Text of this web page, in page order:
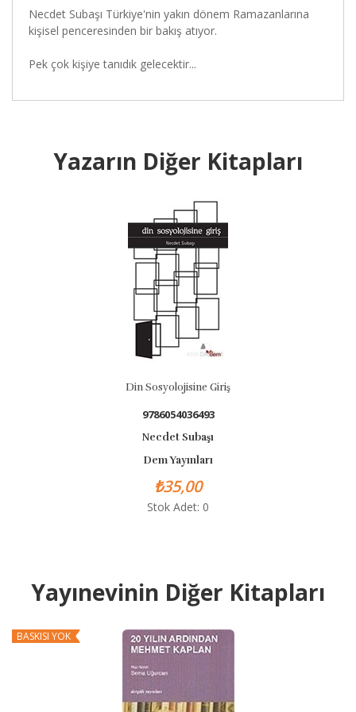
Necdet Subaşı Türkiye'nin yakın dönem Ramazanlarına
kişisel penceresinden bir bakış atıyor.
Pek çok kişiye tanıdık gelecektir...
Yazarın Diğer Kitapları
Din Sosyolojisine Giriş
Yayınevinin Diğer Kitapları
YOK